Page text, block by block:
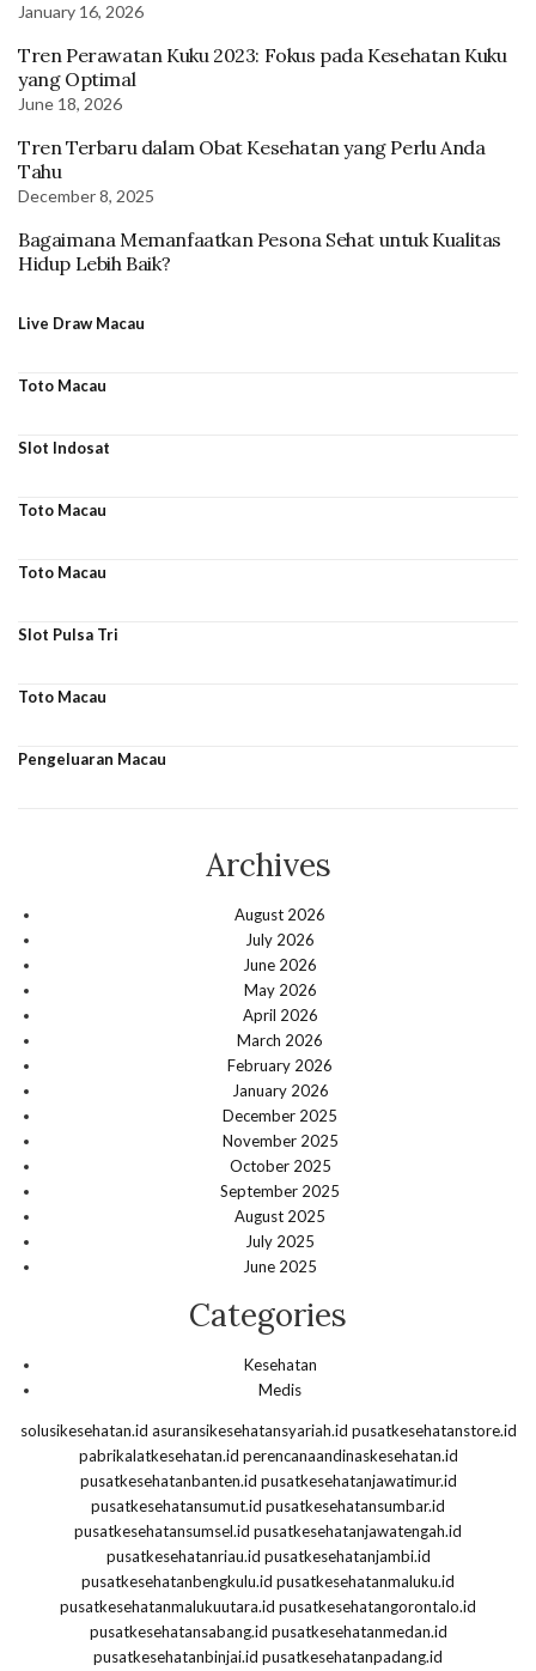
January 16, 2026
Tren Perawatan Kuku 2023: Fokus pada Kesehatan Kuku
yang Optimal
June 18, 2026
Tren Terbaru dalam Obat Kesehatan yang Perlu Anda
Tahu
December 8, 2025
Bagaimana Memanfaatkan Pesona Sehat untuk Kualitas
Hidup Lebih Baik?
Live Draw Macau
Toto Macau
Slot Indosat
Toto Macau
Toto Macau
Slot Pulsa Tri
Toto Macau
Pengeluaran Macau
Archives
August 2026
July 2026
June 2026
May 2026
April 2026
March 2026
February 2026
January 2026
December 2025
November 2025
October 2025
September 2025
August 2025
July 2025
June 2025
Categories
Kesehatan
Medis
solusikesehatan.id asuransikesehatansyariah.id pusatkesehatanstore.id
pabrikalatkesehatan.id perencanaandinaskesehatan.id
pusatkesehatanbanten.id pusatkesehatanjawatimur.id
pusatkesehatansumut.id pusatkesehatansumbar.id
pusatkesehatansumsel.id pusatkesehatanjawatengah.id
pusatkesehatanriau.id pusatkesehatanjambi.id
pusatkesehatanbengkulu.id pusatkesehatanmaluku.id
pusatkesehatanmalukuutara.id pusatkesehatangorontalo.id
pusatkesehatansabang.id pusatkesehatanmedan.id
pusatkesehatanbinjai.id pusatkesehatanpadang.id